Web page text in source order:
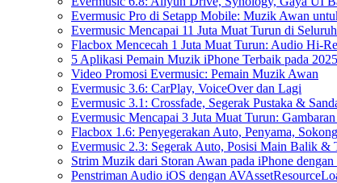
Evermusic Pro di Setapp Mobile: Muzik Awan
Evermusic Mencapai 11 Juta Muat Turun di
Flacbox Mencecah 1 Juta Muat Turun: Audio Hi-
5 Aplikasi Pemain Muzik iPhone Terbaik pada 2025
Video Promosi Evermusic: Pemain Muzik Awan
Evermusic 3.6: CarPlay, VoiceOver dan Lagi
Evermusic 3.1: Crossfade, Segerak Pustaka &
Evermusic Mencapai 3 Juta Muat Turun:
Flacbox 1.6: Penyegerakan Auto, Penyama,
Evermusic 2.3: Segerak Auto, Posisi Main Balik &
Strim Muzik dari Storan Awan pada iPhone
Penstriman Audio iOS dengan